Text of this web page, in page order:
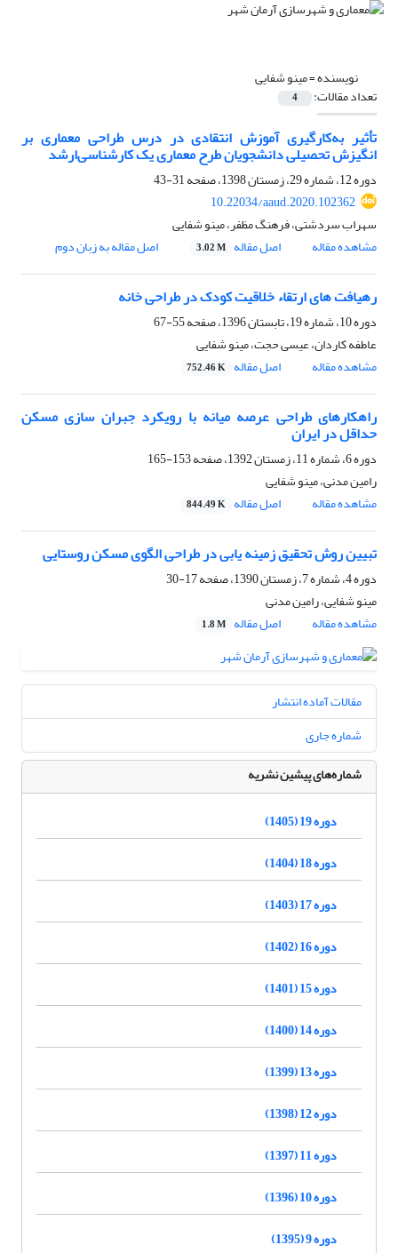
نویسنده =مینو شفایی
تعداد مقالات: 4
تأثیر به‌کارگیری آموزش انتقادی در درس طراحی معماری بر
انگیزش تحصیلی دانشجویان طرح معماری یک کارشناسی‌ارشد
دوره 12، شماره 29، زمستان 1398، صفحه
31-43
10.22034/aaud.2020.102362
سهراب سردشتی، فرهنگ مظفر، مینو شفایی
مشاهده مقاله
اصل مقاله 3.02 M اصل مقاله به زبان دوم
رهیافت های ارتقاء خلاقیت کودک در طراحی خانه
دوره 10، شماره 19، تابستان 1396، صفحه
55-67
عاطفه کاردان، عیسی حجت، مینو شفایی
مشاهده مقاله
اصل مقاله 752.46 K
راهکارهای طراحی عرصه میانه با رویکرد جبران سازی مسکن
حداقل در ایران
دوره 6، شماره 11، زمستان 1392، صفحه
153-165
رامین مدنی، مینو شفایی
مشاهده مقاله
اصل مقاله 844.49 K
تبیین روش تحقیق زمینه یابی در طراحی الگوی مسکن روستایی
دوره 4، شماره 7، زمستان 1390، صفحه
17-30
مینو شفایی، رامین مدنی
مشاهده مقاله
اصل مقاله 1.8 M
مقالات آماده انتشار
شماره جاری
شماره‌های پیشین نشریه
دوره 19 (1405)
دوره 18 (1404)
دوره 17 (1403)
دوره 16 (1402)
دوره 15 (1401)
دوره 14 (1400)
دوره 13 (1399)
دوره 12 (1398)
دوره 11 (1397)
دوره 10 (1396)
دوره 9 (1395)